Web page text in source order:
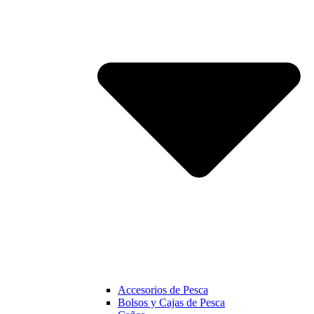
Accesorios de Pesca
Bolsos y Cajas de Pesca